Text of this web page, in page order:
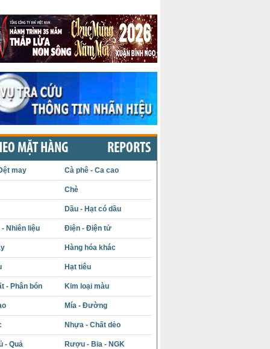
MẶT HÀNG REPORTS
may Cà phê - Ca cao
Chè
Dầu - Hạt có dầu
- Nhiên liệu Điện - Điện tử
Hàng hóa khác
Hạt tiêu
- Phân bón Kim loại màu
Mía - Đường
Nhựa - Chất dẻo
- Quả Rượu - Bia - NGK